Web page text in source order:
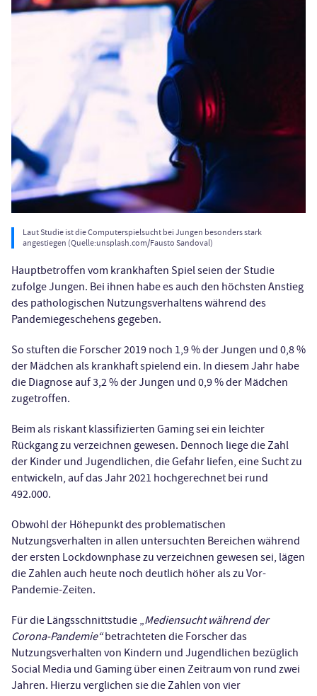
Laut Studie ist die Computerspielsucht bei Jungen besonders stark
angestiegen (Quelle:unsplash.com/Fausto Sandoval)
Hauptbetroffen vom krankhaften Spiel seien der Studie
zufolge Jungen. Bei ihnen habe es auch den höchsten Anstieg
des pathologischen Nutzungsverhaltens während des
Pandemiegeschehens gegeben.
So stuften die Forscher 2019 noch 1,9 % der Jungen und 0,8 %
der Mädchen als krankhaft spielend ein. In diesem Jahr habe
die Diagnose auf 3,2 % der Jungen und 0,9 % der Mädchen
zugetroffen.
Beim als riskant klassifizierten Gaming sei ein leichter
Rückgang zu verzeichnen gewesen. Dennoch liege die Zahl
der Kinder und Jugendlichen, die Gefahr liefen, eine Sucht zu
entwickeln, auf das Jahr 2021 hochgerechnet bei rund
492.000.
Obwohl der Höhepunkt des problematischen
Nutzungsverhalten in allen untersuchten Bereichen während
der ersten Lockdownphase zu verzeichnen gewesen sei, lägen
die Zahlen auch heute noch deutlich höher als zu Vor-
Pandemie-Zeiten.
Für die Längsschnittstudie „Mediensucht während der
Corona-Pandemie“betrachteten die Forscher das
Nutzungsverhalten von Kindern und Jugendlichen bezüglich
Social Media und Gaming über einen Zeitraum von rund zwei
Jahren. Hierzu verglichen sie die Zahlen von vier